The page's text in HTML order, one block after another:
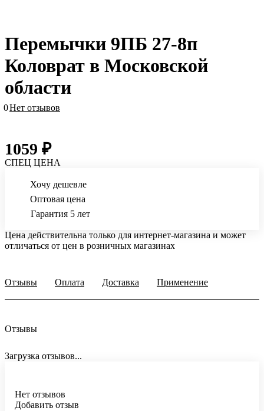
Перемычки 9ПБ 27-8п
Коловрат в Московской
области
0Нет отзывов
1059 ₽
СПЕЦ ЦЕНА
Хочу дешевле
Оптовая цена
Гарантия 5 лет
Цена действительна только для интернет-магазина и может
отличаться от цен в розничных магазинах
Отзывы Оплата Доставка Применение
Отзывы
Загрузка отзывов...
Нет отзывов
Добавить отзыв